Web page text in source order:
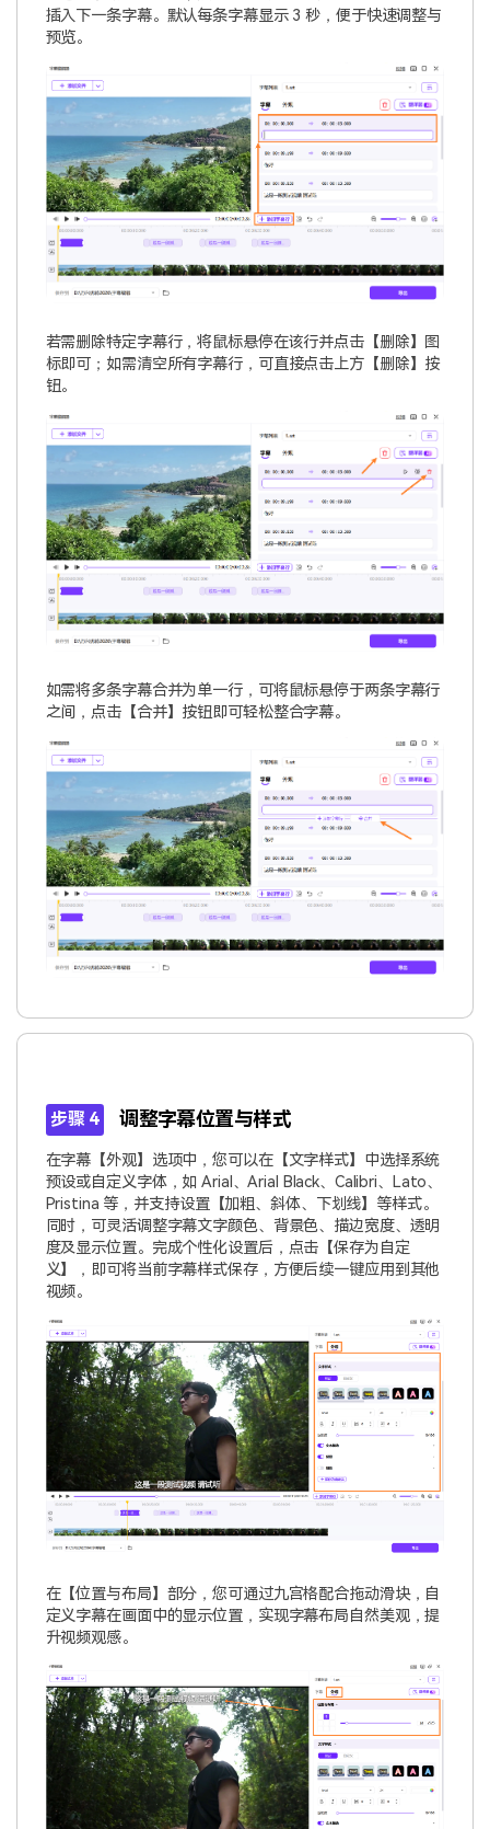
插入下一条字幕。默认每条字幕显示 3 秒，便于快速调整与
预览。
若需删除特定字幕行，将鼠标悬停在该行并点击【删除】图
标即可；如需清空所有字幕行，可直接点击上方【删除】按
钮。
如需将多条字幕合并为单一行，可将鼠标悬停于两条字幕行
之间，点击【合并】按钮即可轻松整合字幕。
步骤 4 调整字幕位置与样式
在字幕【外观】选项中，您可以在【文字样式】中选择系统
预设或自定义字体，如 Arial、Arial Black、Calibri、Lato、
Pristina 等，并支持设置【加粗、斜体、下划线】等样式。
同时，可灵活调整字幕文字颜色、背景色、描边宽度、透明
度及显示位置。完成个性化设置后，点击【保存为自定
义】，即可将当前字幕样式保存，方便后续一键应用到其他
视频。
在【位置与布局】部分，您可通过九宫格配合拖动滑块，自
定义字幕在画面中的显示位置，实现字幕布局自然美观，提
升视频观感。